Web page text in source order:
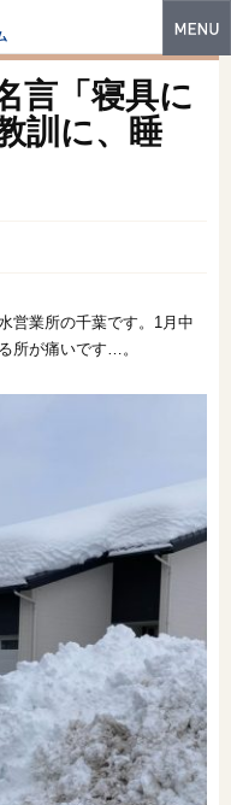
会
言「寝具に
訓に、睡
営業所の千葉です。1月中
所が痛いです…。